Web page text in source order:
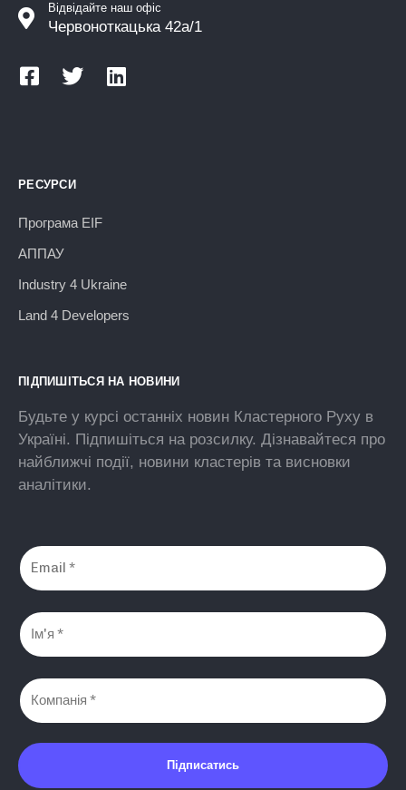
Відвідайте наш офіс
Червоноткацька 42а/1
РЕСУРСИ
Програма EIF
АППАУ
Industry 4 Ukraine
Land 4 Developers
ПІДПИШІТЬСЯ НА НОВИНИ
Будьте у курсі останніх новин Кластерного Руху в
Україні. Підпишіться на розсилку. Дізнавайтеся про
найближчі події, новини кластерів та висновки
аналітики.
Підписатись